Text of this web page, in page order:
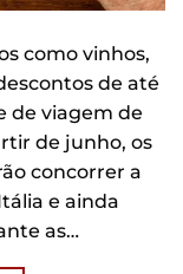
como vinhos,
de até
de viagem de
de junho, os
concorrer a
e ainda
as…